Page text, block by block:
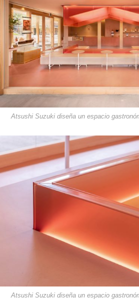
Atsushi Suzuki diseña un espacio
Atsushi Suzuki diseña un espacio